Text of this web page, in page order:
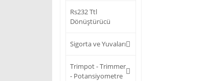
Rs232 Ttl
Dönüştürücü
Sigorta ve Yuvaları
Trimpot - Trimmer
- Potansiyometre